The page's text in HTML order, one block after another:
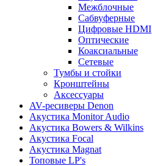
Межблочные
Сабвуферные
Цифровые HDMI
Оптические
Коаксиальные
Сетевые
Тумбы и стойки
Кронштейны
Аксессуары
AV-ресиверы Denon
Акустика Monitor Audio
Акустика Bowers & Wilkins
Акустика Focal
Акустика Magnat
Топовые LP's